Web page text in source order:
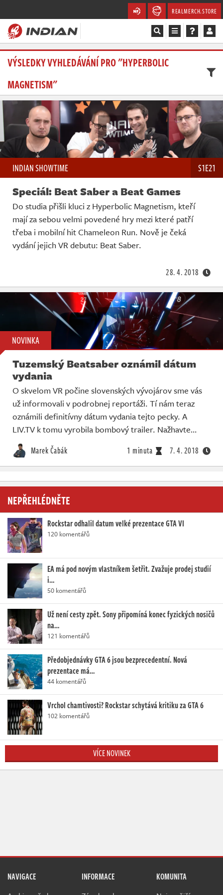
REALMERCH.STORE
Magazín
Recenze
Videa
Soutěže
Databáze
Komunita
Redakce
Živě
VÝSLEDKY VYHLEDÁVÁNÍ PRO "HYPERBOLIC
MAGNETISM"
INDIAN SHOWTIME S1E21
Speciál: Beat Saber a Beat Games
Do studia přišli kluci z Hyperbolic Magnetism, kteří
mají za sebou velmi povedené hry mezi které patří
třeba i mobilní hit Chameleon Run. Nově je čeká
vydání jejich VR debutu: Beat Saber.
28. 4. 2018
NOVINKA
Tuzemský Beatsaber oznámil dátum
vydania
O skvelom VR počine slovenských vývojárov sme vás
už informovali v podrobnej reportáži. Tí nám teraz
oznámili definitívny dátum vydania tejto pecky. A
LIV.TV k tomu vyrobila bombový trailer. Nažhavte…
Marek Čabák 1 minuta 7. 4. 2018
NEPŘEHLÉDNĚTE
Rockstar odhalil datum velké prezentace GTA VI
120 komentářů
EA má pod novým vlastníkem šetřit. Zvažuje prodej studií
i…
50 komentářů
Už není cesty zpět. Sony připomíná konec fyzických nosičů
na…
121 komentářů
Předobjednávky GTA 6 jsou bezprecedentní. Nová
prezentace má…
44 komentářů
Vrchol chamtivosti? Rockstar schytává kritiku za GTA 6
102 komentářů
VÍCE NOVINEK
NAVIGACE INFORMACE KOMUNITA